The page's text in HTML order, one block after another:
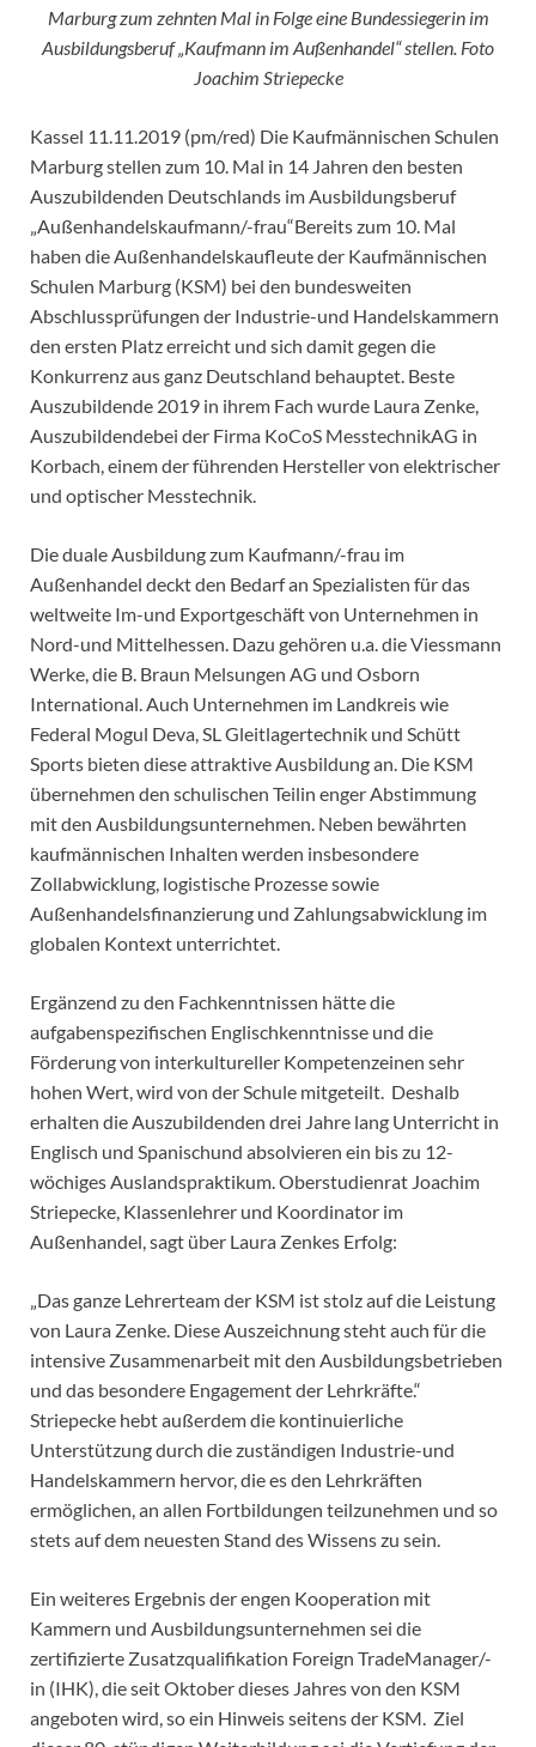
Marburg zum zehnten Mal in Folge eine Bundessiegerin im
Ausbildungsberuf „Kaufmann im Außenhandel“ stellen. Foto
Joachim Striepecke
Kassel 11.11.2019 (pm/red) Die Kaufmännischen Schulen
Marburg stellen zum 10. Mal in 14 Jahren den besten
Auszubildenden Deutschlands im Ausbildungsberuf
„Außenhandelskaufmann/-frau“Bereits zum 10. Mal
haben die Außenhandelskaufleute der Kaufmännischen
Schulen Marburg (KSM) bei den bundesweiten
Abschlussprüfungen der Industrie-und Handelskammern
den ersten Platz erreicht und sich damit gegen die
Konkurrenz aus ganz Deutschland behauptet. Beste
Auszubildende 2019 in ihrem Fach wurde Laura Zenke,
Auszubildendebei der Firma KoCoS MesstechnikAG in
Korbach, einem der führenden Hersteller von elektrischer
und optischer Messtechnik.
Die duale Ausbildung zum Kaufmann/-frau im
Außenhandel deckt den Bedarf an Spezialisten für das
weltweite Im-und Exportgeschäft von Unternehmen in
Nord-und Mittelhessen. Dazu gehören u.a. die Viessmann
Werke, die B. Braun Melsungen AG und Osborn
International. Auch Unternehmen im Landkreis wie
Federal Mogul Deva, SL Gleitlagertechnik und Schütt
Sports bieten diese attraktive Ausbildung an. Die KSM
übernehmen den schulischen Teilin enger Abstimmung
mit den Ausbildungsunternehmen. Neben bewährten
kaufmännischen Inhalten werden insbesondere
Zollabwicklung, logistische Prozesse sowie
Außenhandelsfinanzierung und Zahlungsabwicklung im
globalen Kontext unterrichtet.
Ergänzend zu den Fachkenntnissen hätte die
aufgabenspezifischen Englischkenntnisse und die
Förderung von interkultureller Kompetenzeinen sehr
hohen Wert, wird von der Schule mitgeteilt. Deshalb
erhalten die Auszubildenden drei Jahre lang Unterricht in
Englisch und Spanischund absolvieren ein bis zu 12-
wöchiges Auslandspraktikum. Oberstudienrat Joachim
Striepecke, Klassenlehrer und Koordinator im
Außenhandel, sagt über Laura Zenkes Erfolg:
„Das ganze Lehrerteam der KSM ist stolz auf die Leistung
von Laura Zenke. Diese Auszeichnung steht auch für die
intensive Zusammenarbeit mit den Ausbildungsbetrieben
und das besondere Engagement der Lehrkräfte.“
Striepecke hebt außerdem die kontinuierliche
Unterstützung durch die zuständigen Industrie-und
Handelskammern hervor, die es den Lehrkräften
ermöglichen, an allen Fortbildungen teilzunehmen und so
stets auf dem neuesten Stand des Wissens zu sein.
Ein weiteres Ergebnis der engen Kooperation mit
Kammern und Ausbildungsunternehmen sei die
zertifizierte Zusatzqualifikation Foreign TradeManager/-
in (IHK), die seit Oktober dieses Jahres von den KSM
angeboten wird, so ein Hinweis seitens der KSM. Ziel